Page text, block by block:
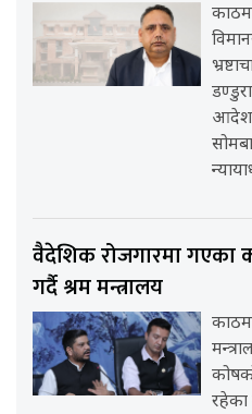
वैदेशिक रोजगारमा गएका
गर्दै श्रम मन्त्रालय